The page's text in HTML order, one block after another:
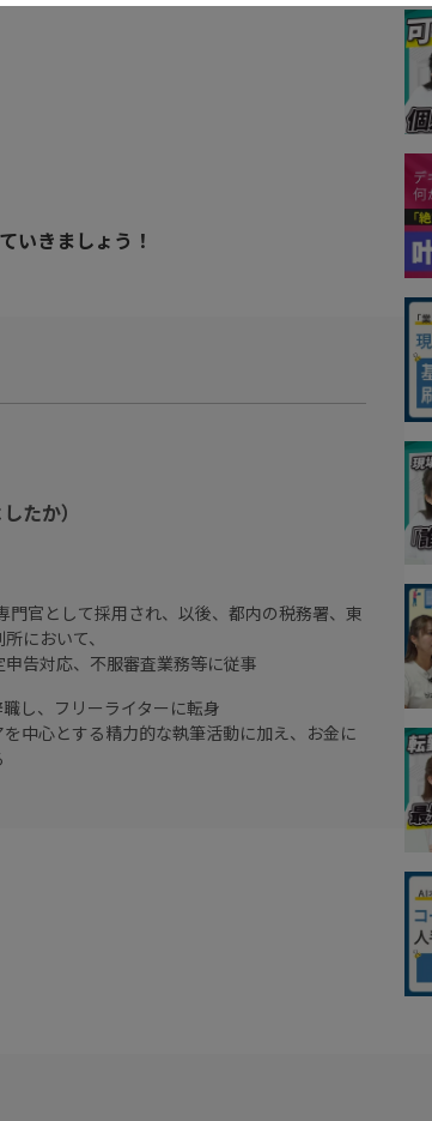
いきましょう！
たか）
門官として採用され、以後、都内の税務署、東
において、
告対応、不服審査業務等に従事
し、フリーライターに転身
中心とする精力的な執筆活動に加え、お金に